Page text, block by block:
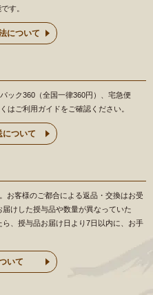
す。
について
ック360（全国一律360円）、宅急便
はご利用ガイドをご確認ください。
について
お客様のご都合による返品・交換はお受
けした授与品や数量が異なっていた
、授与品お届け日より7日以内に、お手
いて